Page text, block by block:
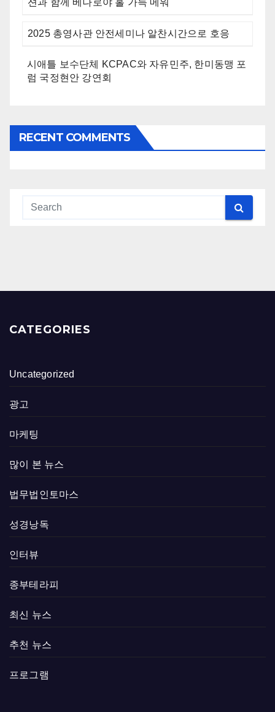
션과 함께 베나로야 홀 가득 메워
2025 총영사관 안전세미나 알찬시간으로 호응
시애틀 보수단체 KCPAC와 자유민주, 한미동맹 포
럼 국정현안 강연회
RECENT COMMENTS
CATEGORIES
Uncategorized
광고
마케팅
많이 본 뉴스
법무법인토마스
성경낭독
인터뷰
종부테라피
최신 뉴스
추천 뉴스
프로그램